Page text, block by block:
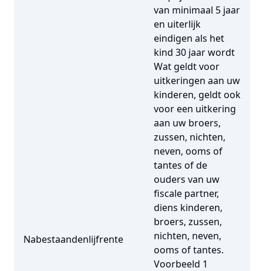
Nabestaandenlijfrente
van minimaal 5 jaar
en uiterlijk
eindigen als het
kind 30 jaar wordt
Wat geldt voor
uitkeringen aan uw
kinderen, geldt ook
voor een uitkering
aan uw broers,
zussen, nichten,
neven, ooms of
tantes of de
ouders van uw
fiscale partner,
diens kinderen,
broers, zussen,
nichten, neven,
ooms of tantes.
Voorbeeld 1